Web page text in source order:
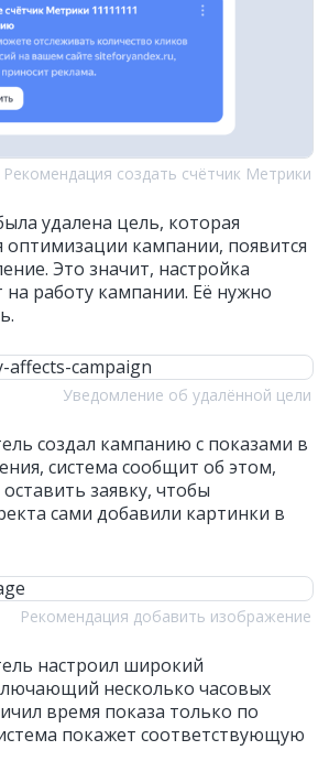
Рекомендация создать счётчик Метрики
удалена цель, которая
оптимизации кампании, появится
Это значит, настройка
на работу кампании. Её нужно
Уведомление об удалённой цели
создал кампанию с показами в
система сообщит об этом,
заявку, чтобы
сами добавили картинки в
Рекомендация добавить изображение
настроил широкий
несколько часовых
время показа только по
покажет соответствующую